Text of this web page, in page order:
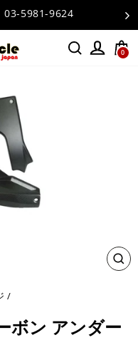
03-5981-9624
0
閉
/
ボン アンダー